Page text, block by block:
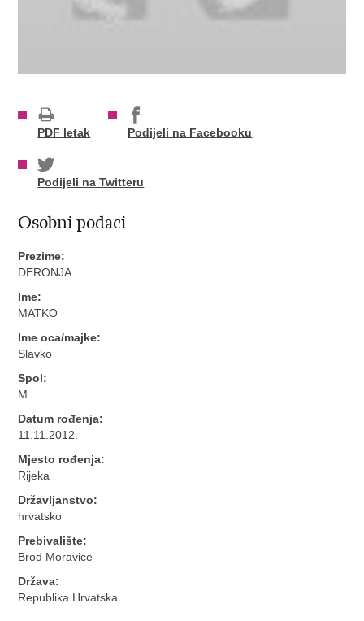
PDF letak Podijeli na Facebooku
Podijeli na Twitteru
Osobni podaci
Prezime:
DERONJA
Ime:
MATKO
Ime oca/majke:
Slavko
Spol:
M
Datum rođenja:
11.11.2012.
Mjesto rođenja:
Rijeka
Državljanstvo:
hrvatsko
Prebivalište:
Brod Moravice
Država:
Republika Hrvatska